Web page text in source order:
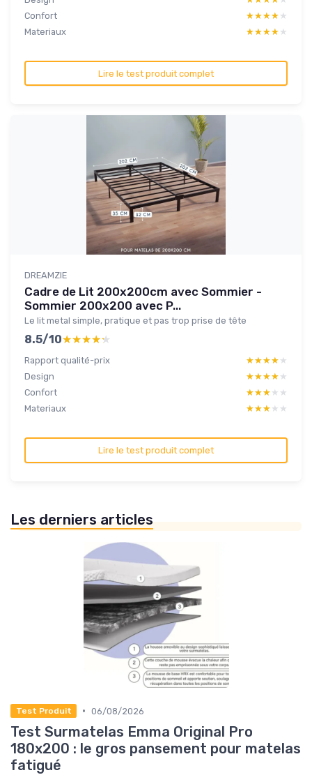
Confort
★★★★★
★★★★★
Materiaux
★★★★★
★★★★★
Lire le test produit complet
DREAMZIE
Cadre de Lit 200x200cm avec Sommier -
Sommier 200x200 avec P...
Le lit metal simple, pratique et pas trop prise de tête
8.5/10★★★★★
★★★★★
Rapport qualité-prix ★★★★★
★★★★★
Design
★★★★★
★★★★★
Confort
★★★★★
★★★★★
Materiaux
★★★★★
★★★★★
Lire le test produit complet
Les derniers articles
Test Produit • 06/08/2026
Test Surmatelas Emma Original Pro
180x200 : le gros pansement pour matelas
fatigué